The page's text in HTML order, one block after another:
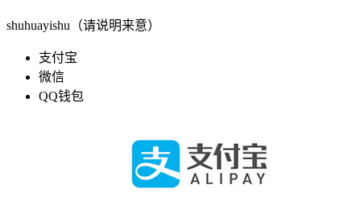
shuhuayishu（请说明来意）
支付宝
微信
QQ钱包